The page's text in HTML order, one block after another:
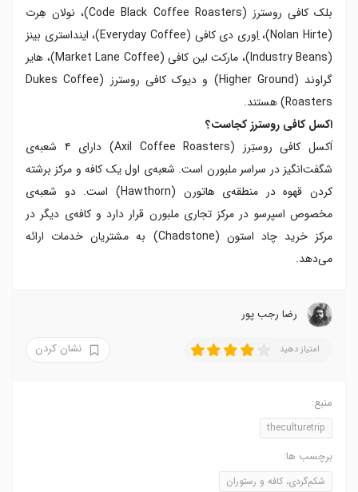
بلک کافی روسترز (Code Black Coffee Roasters)، نولان هِرت
(Nolan Hirte)، اِوری‌ دی کافی (Everyday Coffee)، اینداستری بینز
(Industry Beans)، مارکت لین کافی (Market Lane Coffee)، هایر
گراوند (Higher Ground) و دیوک کافی روسترز (Dukes Coffee
Roasters) هستند.
اکسل کافی روسترز کجاست؟
اَکسل کافی روستِرز (Axil Coffee Roasters) دارای ۴ شعبه‌ی
شگفت‌انگیز در سراسر ملبورن است. شعبه‌ی اول یک کافه و مرکز برشته
کردن قهوه‌ در منطقه‌ی هاتورن (Hawthorn) است. دو شعبه‌ی
مخصوص اسپرسو در مرکز تجاری ملبورن قرار دارد و کافه‌ی دیگر در
مرکز خرید چاد استون (Chadstone) به مشتریان خدمات ارائه
می‌دهد.
رضا‍ رجب پور
امتیاز دهید نشان کردن
منبع:
theculturetrip
برچسب ها:
شکم‌گردی، کافه و رستوران